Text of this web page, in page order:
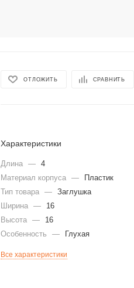
ОТЛОЖИТЬ СРАВНИТЬ
Характеристики
Длина —
4
Материал корпуса
—
Пластик
Тип товара
—
Заглушка
Ширина
—
16
Высота
—
16
Особенность
— Глухая
Все характеристики